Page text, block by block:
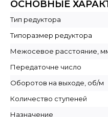
ОСНОВНЫЕ
Тип редуктора
Типоразмер редуктора
Межосевое расстояние,
Передаточне число
Оборотов на выходе, об/м
Количество ступеней
Назначение